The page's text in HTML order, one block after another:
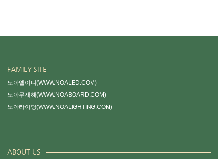
FAMILY SITE
노아엘이디(WWW.NOALED.COM)
노아무재해(WWW.NOABOARD.COM)
노아라이팅(WWW.NOALIGHTING.COM)
ABOUT US